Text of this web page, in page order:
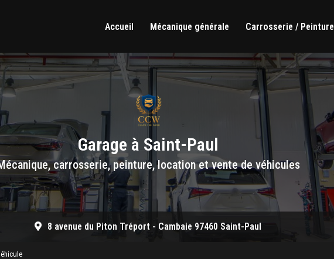
Accueil
Mécanique générale Carrosserie / Peinture
Garage à Saint-Paul
carrosserie, peinture, location et vente de véhicules
8 avenue du Piton Tréport - Cambaie 97460 Saint-Paul